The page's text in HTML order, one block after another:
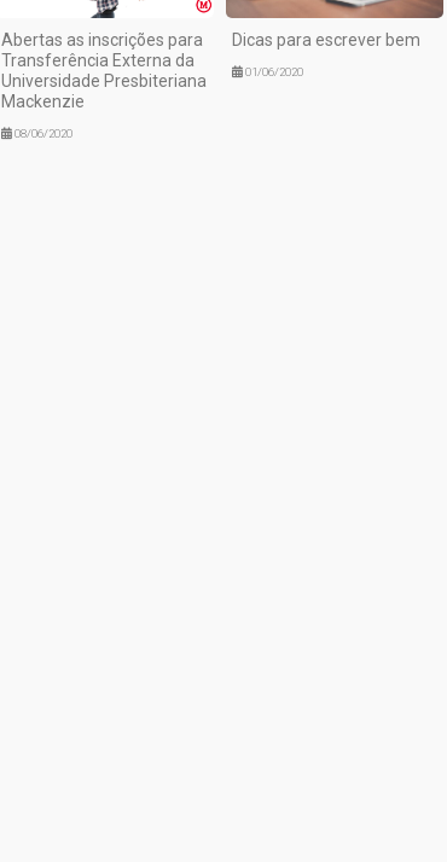
Abertas as inscrições para
Transferência Externa da
Universidade Presbiteriana
Mackenzie
08/06/2020
Dicas para escrever bem
01/06/2020